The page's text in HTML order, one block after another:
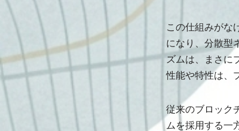
この仕組みがな
になり、分散型
ズムは、まさに
性能や特性は、
従来のブロック
ムを採用する一